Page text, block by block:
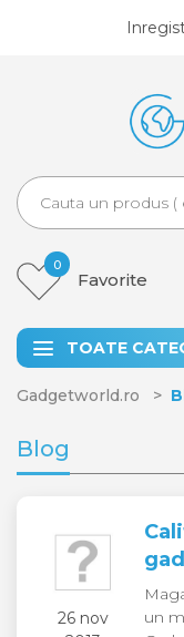
0
Favorite
TOATE
Gadgetworld.ro
Blog
26 nov
un